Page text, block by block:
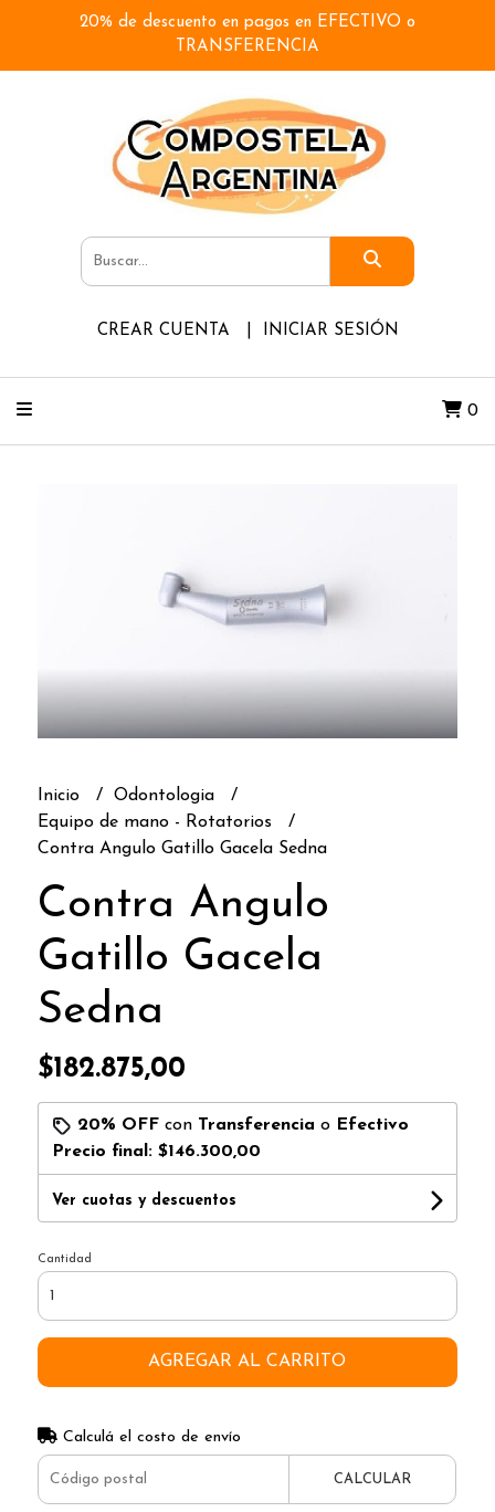
20% de descuento en pagos en EFECTIVO o
TRANSFERENCIA
CREAR CUENTA INICIAR SESIÓN
0
Inicio
Odontologia
Equipo de mano - Rotatorios
Contra Angulo Gatillo Gacela Sedna
Contra Angulo
Gatillo Gacela
Sedna
$182.875,00
20% OFFcon Transferencia o Efectivo
Precio final: $146.300,00
Ver cuotas y descuentos
Cantidad
AGREGAR AL CARRITO
Calculá el costo de envío
CALCULAR